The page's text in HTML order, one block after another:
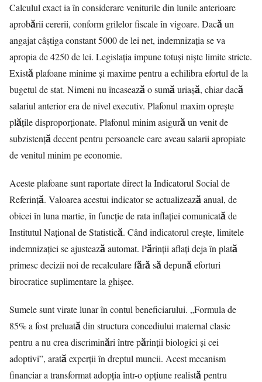
Calculul exact ia în considerare veniturile din lunile anterioare
aprobării cererii, conform grilelor fiscale în vigoare. Dacă un
angajat câștiga constant 5000 de lei net, indemnizația se va
apropia de 4250 de lei. Legislația impune totuși niște limite stricte.
Există plafoane minime și maxime pentru a echilibra efortul de la
bugetul de stat. Nimeni nu încasează o sumă uriașă, chiar dacă
salariul anterior era de nivel executiv. Plafonul maxim oprește
plățile disproporționate. Plafonul minim asigură un venit de
subzistență decent pentru persoanele care aveau salarii apropiate
de venitul minim pe economie.
Aceste plafoane sunt raportate direct la Indicatorul Social de
Referință. Valoarea acestui indicator se actualizează anual, de
obicei în luna martie, în funcție de rata inflației comunicată de
Institutul Național de Statistică. Când indicatorul crește, limitele
indemnizației se ajustează automat. Părinții aflați deja în plată
primesc decizii noi de recalculare fără să depună eforturi
birocratice suplimentare la ghișee.
Sumele sunt virate lunar în contul beneficiarului. „Formula de
85% a fost preluată din structura concediului maternal clasic
pentru a nu crea discriminări între părinții biologici și cei
adoptivi”, arată experții în dreptul muncii. Acest mecanism
financiar a transformat adopția într-o opțiune realistă pentru